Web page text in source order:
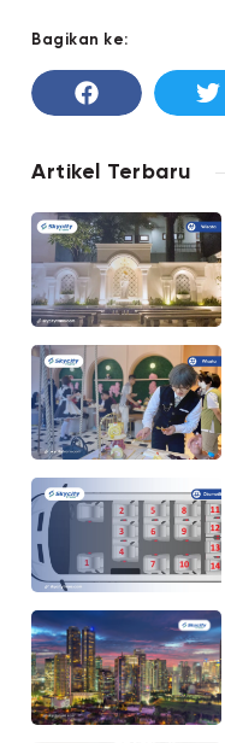
Bagikan ke:
Artikel Terbaru